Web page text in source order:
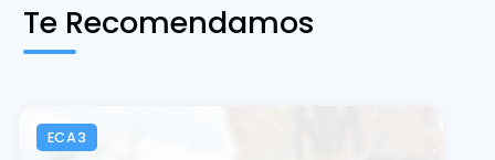
Te Recomendamos
ECA3